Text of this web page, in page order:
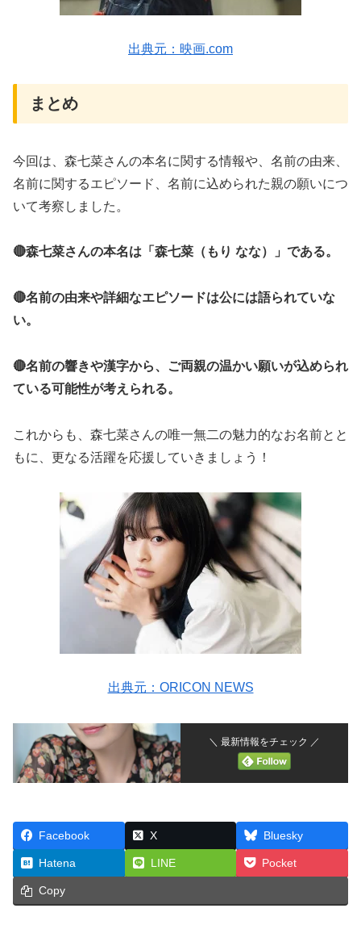
出典元：映画.com
まとめ
今回は、森七菜さんの本名に関する情報や、名前の由来、
名前に関するエピソード、名前に込められた親の願いにつ
いて考察しました。
🔴森七菜さんの本名は「森七菜（もり なな）」である。
🔴名前の由来や詳細なエピソードは公には語られていな
い。
🔴名前の響きや漢字から、ご両親の温かい願いが込められ
ている可能性が考えられる。
これからも、森七菜さんの唯一無二の魅力的なお名前とと
もに、更なる活躍を応援していきましょう！
出典元：ORICON NEWS
＼ 最新情報をチェック ／
Facebook X Bluesky
Hatena LINE Pocket
Copy